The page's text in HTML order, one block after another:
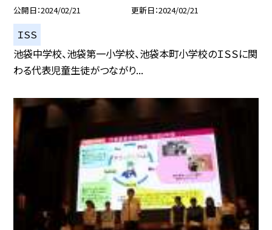
公開日 2024/02/21 更新日 2024/02/21
ＩＳＳ
池袋中学校、池袋第一小学校、池袋本町小学校のＩＳＳに関
わる代表児童生徒がつながり...